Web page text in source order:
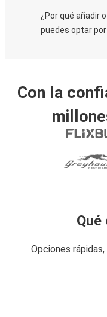
¿Por qué añadir
puedes optar
Con la
Opciones